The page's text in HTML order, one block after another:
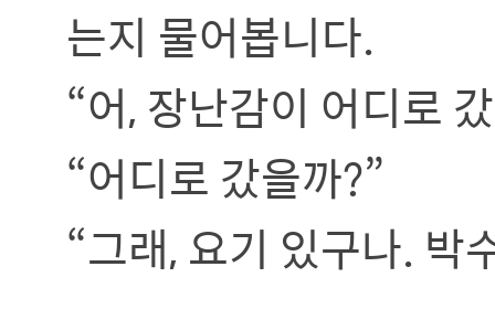
는지 물어봅니다.
“어, 장난감이 어디로
“어디로 갔을까?”
“그래, 요기 있구나. 박